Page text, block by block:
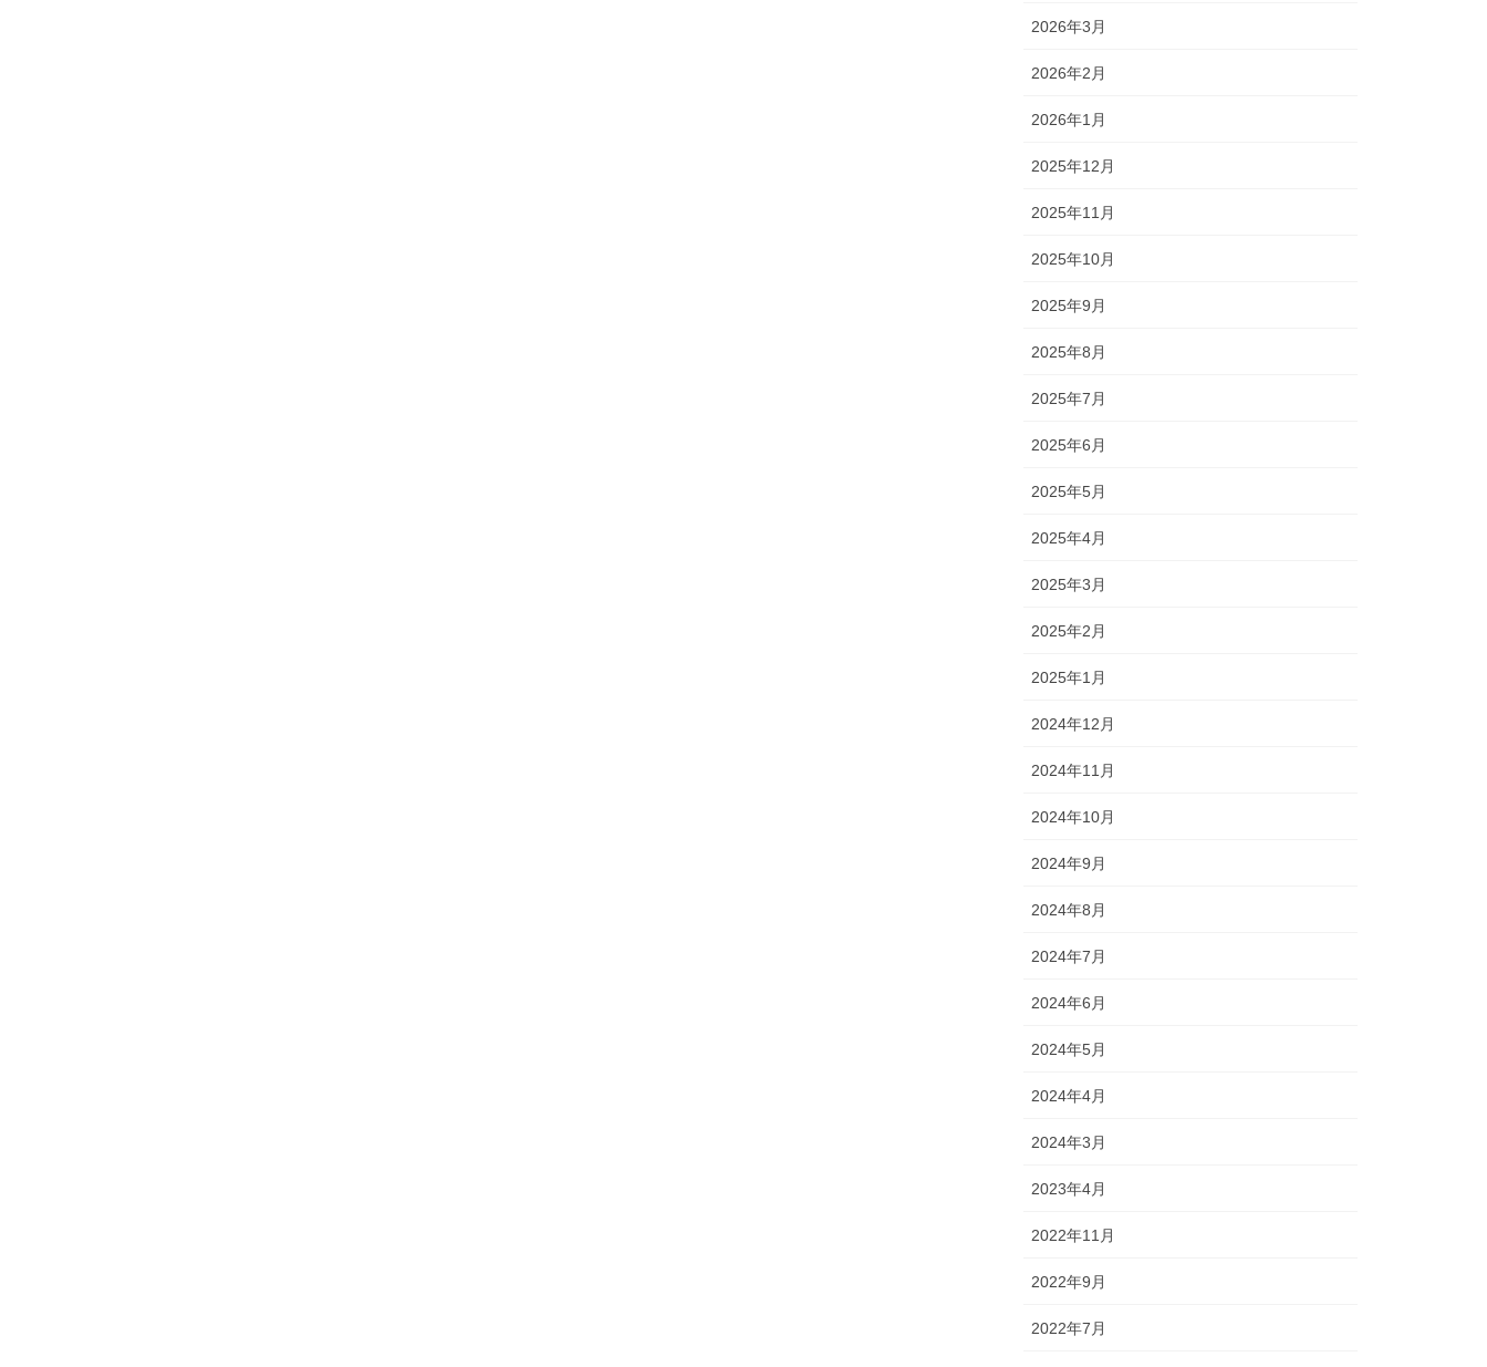
2026年3月
2026年2月
2026年1月
2025年12月
2025年11月
2025年10月
2025年9月
2025年8月
2025年7月
2025年6月
2025年5月
2025年4月
2025年3月
2025年2月
2025年1月
2024年12月
2024年11月
2024年10月
2024年9月
2024年8月
2024年7月
2024年6月
2024年5月
2024年4月
2024年3月
2023年4月
2022年11月
2022年9月
2022年7月